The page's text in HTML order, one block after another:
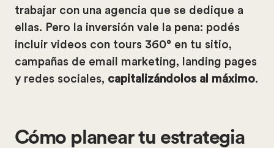
trabajar con una agencia que se dedique a
ellas. Pero la inversión vale la pena: podés
incluir videos con tours 360° en tu sitio,
campañas de email marketing, landing pages
y redes sociales, capitalizándolos al máximo.
Cómo planear tu estrategia